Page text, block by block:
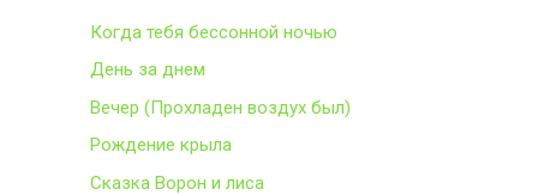
Когда тебя бессонной ночью
День за днем
Вечер (Прохладен воздух был)
Рождение крыла
Сказка Ворон и лиса